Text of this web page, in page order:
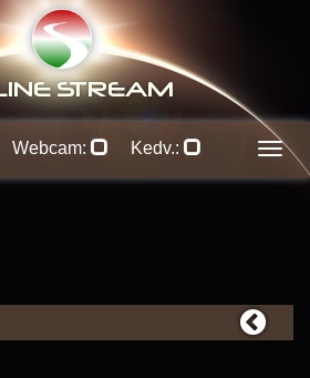
STREAM
Webcam: Kedv.: